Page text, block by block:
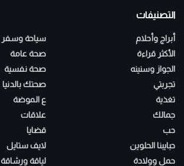
التصنيفات
أبراج وأحلام
الأكثر قراءة
الجواز وسنينه
تجربتي
تغذية
جمالك
حب
حبايبنا الحلوين
حمل وولادة
سياحة وسفر
صحة عامة
صحة نفسية
صحتك بالدنيا
ع الموضة
علاقات
قضايا
لايف ستايل
لياقة ورشاقة